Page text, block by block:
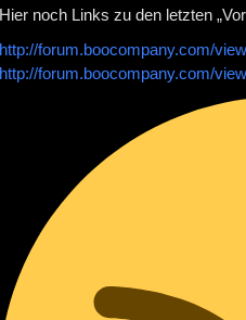
Hier noch Links zu den letzten
http://forum.boocompany.com/
http://forum.boocompany.com/